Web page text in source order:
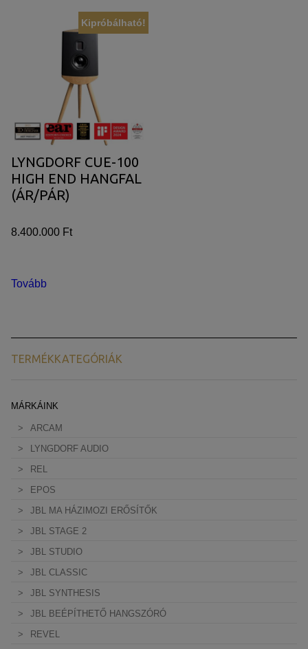
Kipróbálható!
LYNGDORF CUE-100
HIGH END HANGFAL
(ÁR/PÁR)
8.400.000 Ft
Tovább
TERMÉKKATEGÓRIÁK
MÁRKÁINK
ARCAM
LYNGDORF AUDIO
REL
EPOS
JBL MA HÁZIMOZI ERŐSÍTŐK
JBL STAGE 2
JBL STUDIO
JBL CLASSIC
JBL SYNTHESIS
JBL BEÉPÍTHETŐ HANGSZÓRÓ
REVEL